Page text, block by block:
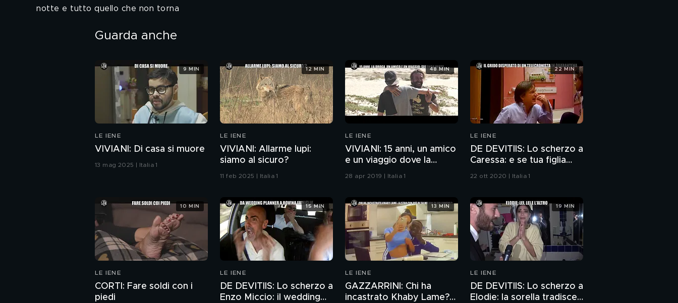
notte e tutto quello che non torna
Guarda anche
LE IENE
VIVIANI: Di casa si muore
13 mag 2025 | Italia 1
9 MIN
LE IENE
VIVIANI: Allarme lupi:
siamo al sicuro?
11 feb 2025 | Italia 1
12 MIN
LE IENE
VIVIANI: 15 anni, un amico
e un viaggio dove la
droga non può arrivare
28 apr 2019 | Italia 1
48 MIN
LE IENE
DE DEVITIIS: Lo scherzo a
Caressa: e se tua figlia
ricatta la prof con un
22 ott 2020 | Italia 1
22 MIN
LE IENE
CORTI: Fare soldi con i
piedi
10 MIN
LE IENE
DE DEVITIIS: Lo scherzo a
Enzo Miccio: il wedding
15 MIN
LE IENE
GAZZARRINI: Chi ha
incastrato Khaby Lame?
13 MIN
LE IENE
DE DEVITIIS: Lo scherzo a
Elodie: la sorella tradisce
19 MIN